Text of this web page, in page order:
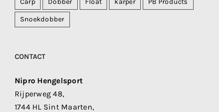
Snoekdobber
CONTACT
Nipro Hengelsport
Rijperweg 48,
1744 HL Sint Maarten,